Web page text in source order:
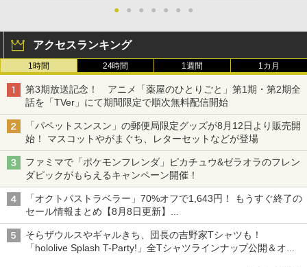
● ● ● ● ● ● ●
アクセスランキング
1時間 24時間 1週間 1カ月
第3期放送記念！ アニメ「薬屋のひとりごと」第1期・第2期全
話を「TVer」にて期間限定で順次無料配信開始
「パペットスンスン」の郵便局限定グッズが8月12日より販売開
始！ マスコットやがまぐち、レターセットなどが登場
ファミマで「ポケモンフレンダ」ピカチュウ&ゼラオラのフレン
ダピックがもらえるキャンペーン開催！
「オクトパストラベラー」70%オフで1,643円！ もうすぐ終了の
セール情報まとめ【8月8日更新】
ニンテンドーeショップでは「大神 絶景版」が67%オフで990円
そらザウルスやギャルきち、団長の吉野家Tシャツも！
「hololive Splash T-Party!」全Tシャツラインナップ公開＆オン